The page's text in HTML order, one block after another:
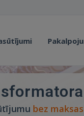
bez maksas